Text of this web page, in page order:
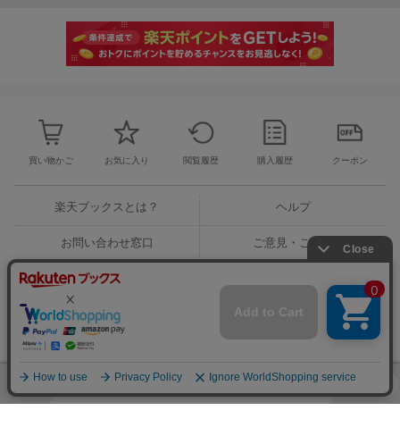
買い物かご お気に入り 閲覧履歴 購入履歴 クーポン
楽天ブックスとは？ ヘルプ
お問い合わせ窓口 ご意見・ご要望
楽天ブックストップ
このページの先頭に戻る